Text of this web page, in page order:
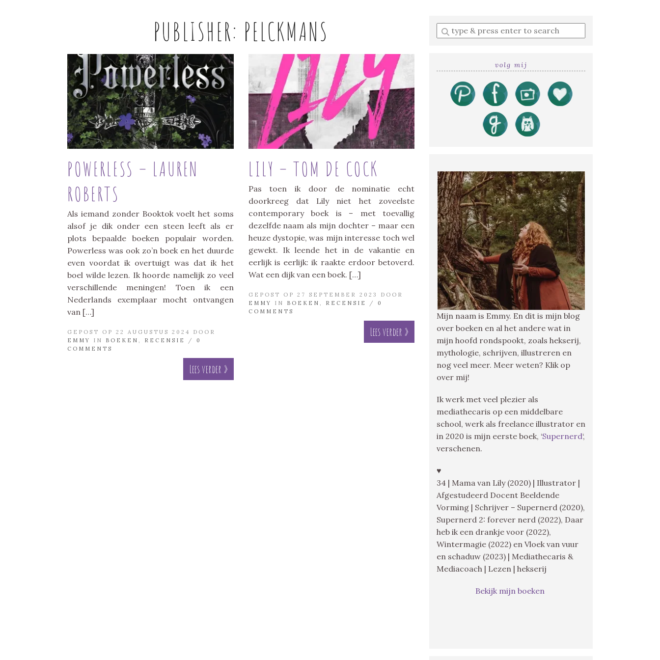
PUBLISHER: PELCKMANS
POWERLESS – LAUREN
ROBERTS
Als iemand zonder Booktok voelt het soms
alsof je dik onder een steen leeft als er
plots bepaalde boeken populair worden.
Powerless was ook zo’n boek en het duurde
even voordat ik overtuigt was dat ik het
boel wilde lezen. Ik hoorde namelijk zo veel
verschillende meningen! Toen ik een
Nederlands exemplaar mocht ontvangen
van […]
GEPOST OP 22 AUGUSTUS 2024 DOOR
EMMY
IN BOEKEN , RECENSIE / 0
COMMENTS
Lees verder »
LILY – TOM DE COCK
Pas toen ik door de nominatie echt
doorkreeg dat Lily niet het zoveelste
contemporary boek is – met toevallig
dezelfde naam als mijn dochter – maar een
heuze dystopie, was mijn interesse toch wel
gewekt. Ik leende het in de vakantie en
eerlijk is eerlijk: ik raakte erdoor betoverd.
Wat een dijk van een boek. […]
GEPOST OP 27 SEPTEMBER 2023 DOOR
EMMY
IN BOEKEN , RECENSIE /
0
COMMENTS
Lees verder »
Enter
a
volg mij
Mijn naam is Emmy. En dit is mijn blog
over boeken en al het andere wat in
mijn hoofd rondspookt, zoals hekserij,
mythologie, schrijven, illustreren en
nog veel meer. Meer weten? Klik op
over mij!
Ik werk met veel plezier als
mediathecaris op een middelbare
school, werk als freelance illustrator en
in 2020 is mijn eerste boek, ‘Supernerd‘,
verschenen.
♥
34 | Mama van Lily (2020) | Illustrator |
Afgestudeerd Docent Beeldende
Vorming | Schrijver – Supernerd (2020),
Supernerd 2: forever nerd (2022), Daar
heb ik een drankje voor (2022),
Wintermagie (2022) en Vloek van vuur
en schaduw (2023) | Mediathecaris &
Mediacoach | Lezen | hekserij
Bekijk mijn boeken